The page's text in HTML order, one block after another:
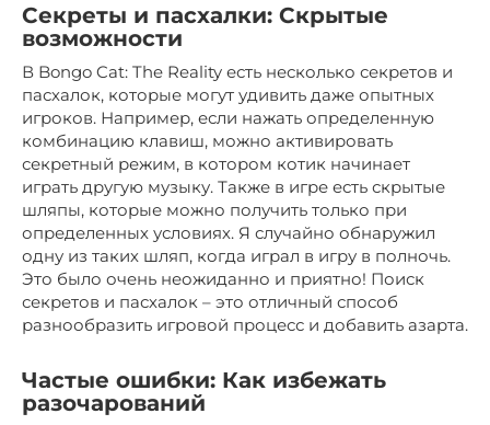
Секреты и пасхалки: Скрытые
возможности
В Bongo Cat: The Reality есть несколько секретов и
пасхалок, которые могут удивить даже опытных
игроков. Например, если нажать определенную
комбинацию клавиш, можно активировать
секретный режим, в котором котик начинает
играть другую музыку. Также в игре есть скрытые
шляпы, которые можно получить только при
определенных условиях. Я случайно обнаружил
одну из таких шляп, когда играл в игру в полночь.
Это было очень неожиданно и приятно! Поиск
секретов и пасхалок – это отличный способ
разнообразить игровой процесс и добавить азарта.
Частые ошибки: Как избежать
разочарований